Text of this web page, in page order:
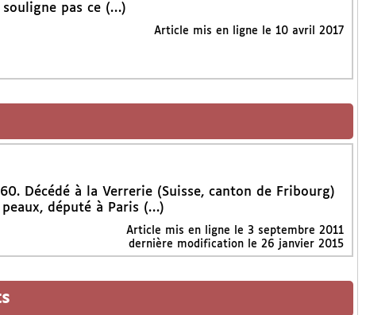
pas ce (…)
Article mis en ligne le 10 avril 2017
Décédé à la Verrerie (Suisse, canton de Fribourg)
député à Paris (…)
Article mis en ligne le 3 septembre 2011
dernière modification le 26 janvier 2015